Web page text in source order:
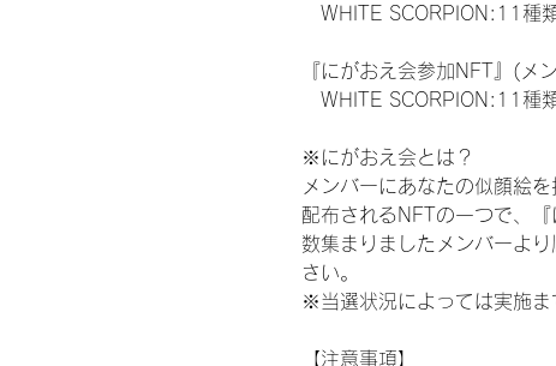
WHITE SCORPION:11種
『にがおえ会参加NFT』(メ
WHITE SCORPION:11種
※にがおえ会とは？
メンバーにあなたの似顔絵
配布されるNFTの一つで、
数集まりましたメンバーよ
さい。
※当選状況によっては実施ま
【注意事項】